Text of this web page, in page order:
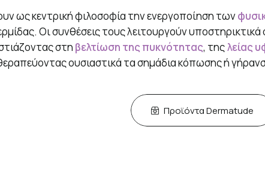
ως κεντρική φιλοσοφία την ενεργοποίηση των
Οι συνθέσεις τους λειτουργούν υποστηρικτικά
στη βελτίωση της πυκνότητας, τηςλείας
ουσιαστικά τα σημάδια κόπωσης ή
Προϊόντα Dermatude